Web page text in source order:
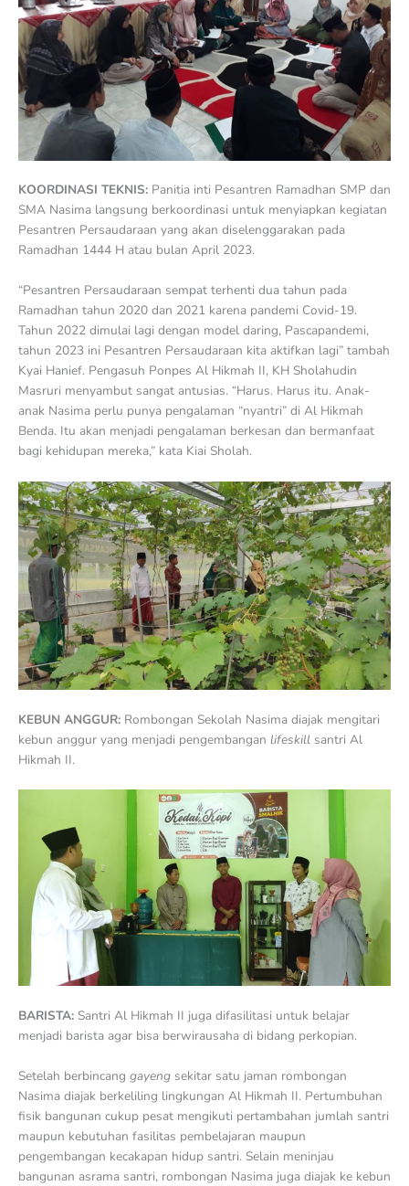
KOORDINASI TEKNIS: Panitia inti Pesantren Ramadhan SMP dan
SMA Nasima langsung berkoordinasi untuk menyiapkan kegiatan
Pesantren Persaudaraan yang akan diselenggarakan pada
Ramadhan 1444 H atau bulan April 2023.
“Pesantren Persaudaraan sempat terhenti dua tahun pada
Ramadhan tahun 2020 dan 2021 karena pandemi Covid-19.
Tahun 2022 dimulai lagi dengan model daring, Pascapandemi,
tahun 2023 ini Pesantren Persaudaraan kita aktifkan lagi” tambah
Kyai Hanief. Pengasuh Ponpes Al Hikmah II, KH Sholahudin
Masruri menyambut sangat antusias. “Harus. Harus itu. Anak-
anak Nasima perlu punya pengalaman “nyantri” di Al Hikmah
Benda. Itu akan menjadi pengalaman berkesan dan bermanfaat
bagi kehidupan mereka,” kata Kiai Sholah.
KEBUN ANGGUR: Rombongan Sekolah Nasima diajak mengitari
kebun anggur yang menjadi pengembangan lifeskill santri Al
Hikmah II.
BARISTA: Santri Al Hikmah II juga difasilitasi untuk belajar
menjadi barista agar bisa berwirausaha di bidang perkopian.
Setelah berbincang gayeng sekitar satu jaman rombongan
Nasima diajak berkeliling lingkungan Al Hikmah II. Pertumbuhan
fisik bangunan cukup pesat mengikuti pertambahan jumlah santri
maupun kebutuhan fasilitas pembelajaran maupun
pengembangan kecakapan hidup santri. Selain meninjau
bangunan asrama santri, rombongan Nasima juga diajak ke kebun